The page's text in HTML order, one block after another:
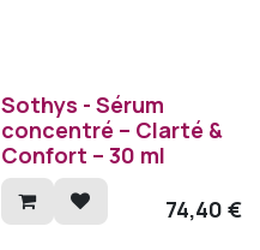
Sothys - Sérum
concentré – Clarté &
Confort – 30 ml
74,40 €